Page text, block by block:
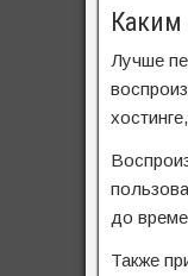
Каким
Лучше
до
Также